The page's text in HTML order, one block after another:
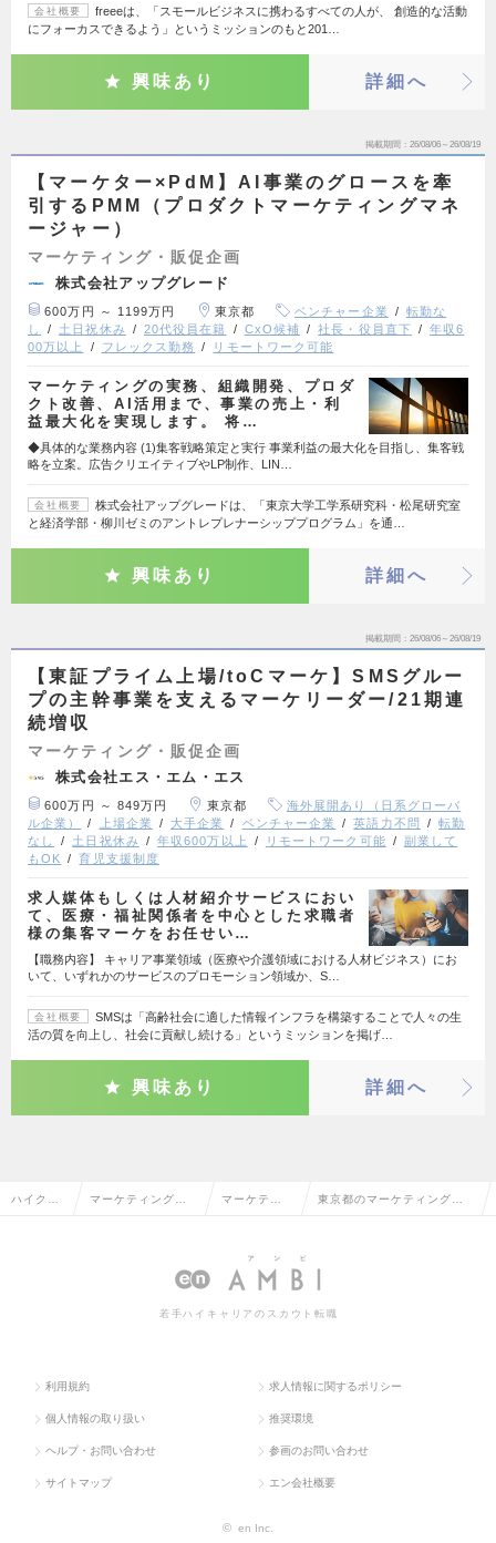
会社概要
freeeは、「スモールビジネスに携わるすべての人が、 創造的な活動
にフォーカスできるよう」というミッションのもと201…
興味あり 詳細へ
掲載期間 26/08/06～26/08/19
【マーケター×PdM】AI事業のグロースを牽
引するPMM（プロダクトマーケティングマネ
ージャー）
マーケティング・販促企画
株式会社アップグレード
600万円 ～ 1199万円 東京都 ベンチャー企業
転勤な
し
土日祝休み 20代役員在籍 CxO候補 社長・役員直下
年収6
00万以上
フレックス勤務 リモートワーク可能
マーケティングの実務、組織開発、プロダ
クト改善、AI活用まで、事業の売上・利
益最大化を実現します。 将…
◆具体的な業務内容 (1)集客戦略策定と実行 事業利益の最大化を目指し、集客戦
略を立案。広告クリエイティブやLP制作、LIN…
会社概要
株式会社アップグレードは、「東京大学工学系研究科・松尾研究室
と経済学部・柳川ゼミのアントレプレナーシッププログラム」を通…
興味あり 詳細へ
掲載期間 26/08/06～26/08/19
【東証プライム上場/toCマーケ】SMSグルー
プの主幹事業を支えるマーケリーダー/21期連
続増収
マーケティング・販促企画
株式会社エス・エム・エス
600万円 ～ 849万円 東京都
海外展開あり（日系グローバ
ル企業）
上場企業 大手企業 ベンチャー企業 英語力不問
転勤
なし
土日祝休み 年収600万以上 リモートワーク可能
副業して
もOK
育児支援制度
求人媒体もしくは人材紹介サービスにおい
て、医療・福祉関係者を中心とした求職者
様の集客マーケをお任せい…
【職務内容】 キャリア事業領域（医療や介護領域における人材ビジネス）にお
いて、いずれかのサービスのプロモーション領域か、S…
会社概要
SMSは「高齢社会に適した情報インフラを構築することで人々の生
活の質を向上し、社会に貢献し続ける」というミッションを掲げ…
興味あり 詳細へ
ハイクラ マーケティング・ マーケティ
企画
東京都のマーケティング・
一覧
若手ハイキャリアのスカウト転職
利用規約 求人情報に関するポリシー
個人情報の取り扱い 推奨環境
ヘルプ・お問い合わせ 参画のお問い合わせ
サイトマップ エン会社概要
© en Inc.